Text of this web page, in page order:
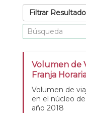
Filtrar
Volumen de
Franja
Volumen de
en el núcleo
año 2018